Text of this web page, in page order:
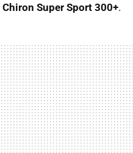
Chiron Super Sport 300+.